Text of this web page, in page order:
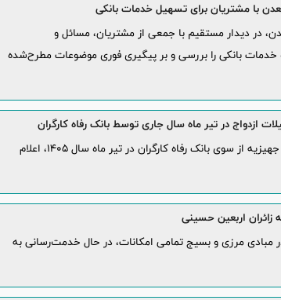
با مشتریان برای تسهیل خدمات بانکی
در دیدار مستقیم با جمعی از مشتریان، مسائل و
خدمات بانکی را بررسی و بر پیگیری فوری موضوعات مطرح‌شده
جزئیات پرداخت تسهیلات ازدواج و تهیه جهیزیه از سوی بانک رفاه کارگران در تیر ماه سال 1405، اعلام
زائران اربعین حسینی
مبادی مرزی و بسیج تمامی امکانات، در حال خدمت‌رسانی به